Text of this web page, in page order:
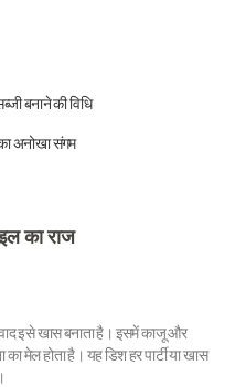
बनाने की विधि
अनोखा संगम
का राज
इसे खास बनाता है। इसमें काजू और
मेल होता है। यह डिश हर पार्टी या खास